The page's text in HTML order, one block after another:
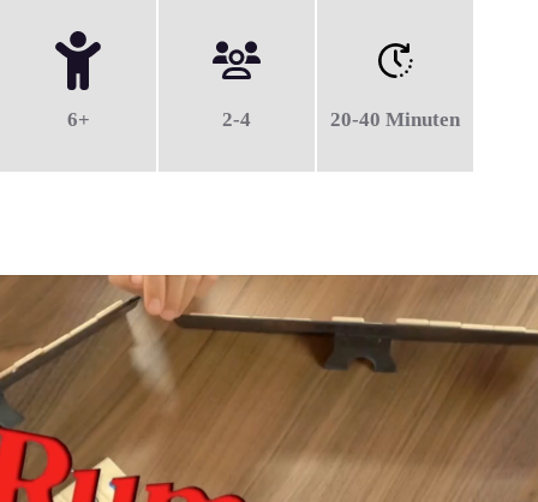
6+ 2-4 20-40 Minuten